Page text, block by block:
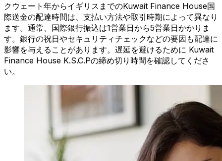
クウェート年からイギリスまでのKuwait Finance House国
際送金の配達時間は、支払い方法や取引時期によって異なり
ます。通常、国際銀行振込は1営業日から5営業日かかりま
す。銀行の祝日やセキュリティチェックなどの要因も配達に
影響を与えることがあります。遅延を避けるために Kuwait
Finance House K.S.C.Pの締め切り時間を確認してくださ
い。